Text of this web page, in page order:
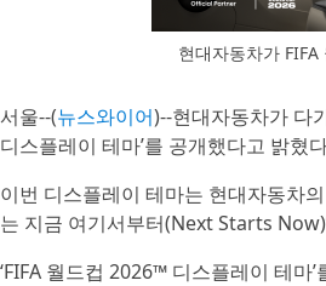
현대자동차가
서울--(뉴스와이어)--현대자동차가 다
디스플레이 테마’를 공개했다고 밝혔
이번 디스플레이 테마는 현대자동차
는 지금 여기서부터(Next Starts
‘FIFA 월드컵 2026™ 디스플레이 테